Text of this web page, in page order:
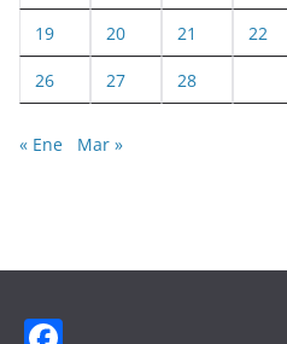
19 20 21 22
26 27 28
« Ene Mar »